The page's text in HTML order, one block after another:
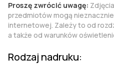
Proszę zwrócić uwagę:
przedmiotów mogą
internetowej. Zależy to od
a także od warunków
Rodzaj nadruku: